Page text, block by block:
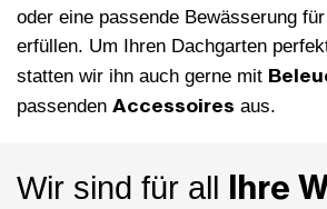
oder eine passende Bewässerung
erfüllen. Um Ihren Dachgarten
statten wir ihn auch gerne mit
passenden Accessoires aus.
Wir sind für all Ihre